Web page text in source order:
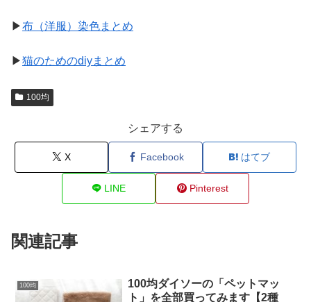
▶布（洋服）染色まとめ
▶猫のためのdiyまとめ
100均
シェアする
X Facebook はてブ
LINE Pinterest
関連記事
100均
100均ダイソーの「ペットマッ
ト」を全部買ってみます【2種